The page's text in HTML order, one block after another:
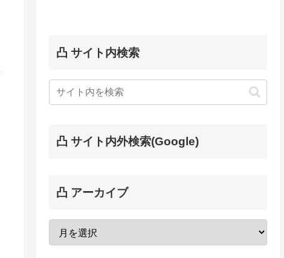
凸 サイト内検索
凸 サイト内外検索(Google)
凸 アーカイブ